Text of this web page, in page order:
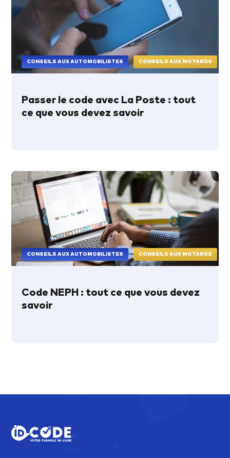
CONSEILS AUX AUTOMOBILISTES CONSEILS AUX MOTARDS
Passer le code avec La Poste : tout
ce que vous devez savoir
CONSEILS AUX AUTOMOBILISTES CONSEILS AUX MOTARDS
Code NEPH : tout ce que vous devez
savoir